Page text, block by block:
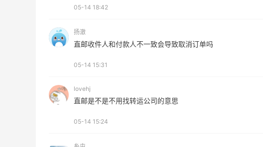
05-14 18:42
扬澈
直邮收件人和付款人不一致会导致取消订单吗
05-14 15:31
lovehj
直邮是不是不用找转运公司的意思
05-14 15:24
Matte Collection
510人获得返利
开奖｜社区7月常规主题活动名单公布
08月06日